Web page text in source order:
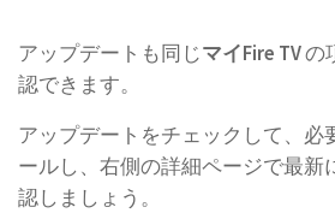
アップデートも同じマイFire TVの
認できます。
アップデートをチェックして、必
ールし、右側の詳細ページで最新
認しましょう。